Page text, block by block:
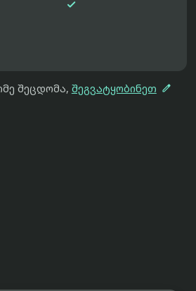

შეცდომა, შეგვატყობინეთ 